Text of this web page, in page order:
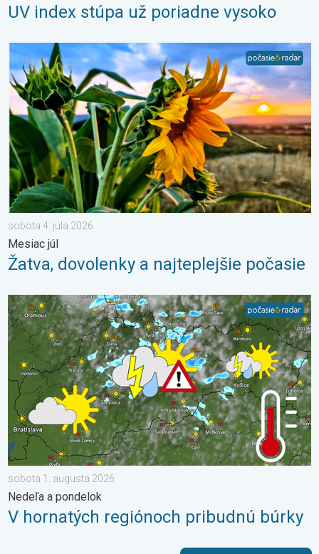
UV index stúpa už poriadne vysoko
Žatva, dovolenky a najteplejšie počasie. Mesiac júl. . . sobota
sobota 4. júla 2026
Mesiac júl
Žatva, dovolenky a najteplejšie počasie
V hornatých regiónoch pribudnú búrky. Nedeľa a pondelok. . .
sobota 1. augusta 2026
Nedeľa a pondelok
V hornatých regiónoch pribudnú búrky